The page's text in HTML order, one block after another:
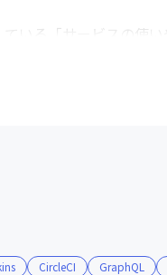
いる「サービスの使い
ほぼ全てが内製で開発
CircleCI GraphQL